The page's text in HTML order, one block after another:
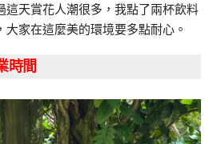
這天賞花人潮很多，我點了兩杯飲料
家在這麼美的環境要多點耐心。
時間